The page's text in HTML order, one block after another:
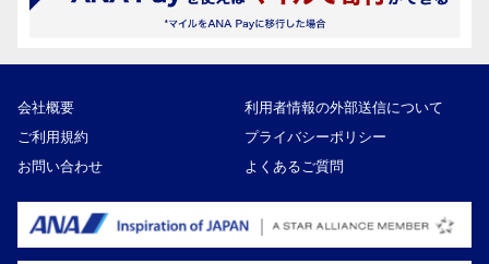
会社概要
利用者情報の外部送信について
ご利用規約
プライバシーポリシー
お問い合わせ
よくあるご質問